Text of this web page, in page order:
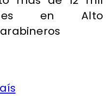
en Alto